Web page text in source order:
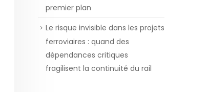
premier plan
Le risque invisible dans les projets
ferroviaires : quand des
dépendances critiques
fragilisent la continuité du rail